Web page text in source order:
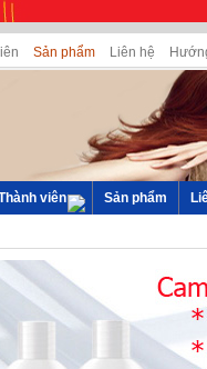
Sản phẩm Liên hệ
viên Sản phẩm